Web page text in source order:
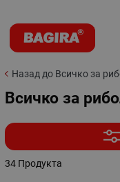
Назад до Всичко за
Всичко за
34 Продукта